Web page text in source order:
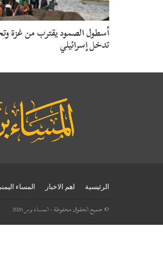
أسطول الصمود يقترب من غزة
تدخل إسرائيلي
الرئيسية اهم الاخبار المساء
© جميع الحقوق محفوظة - المساء برس 2026